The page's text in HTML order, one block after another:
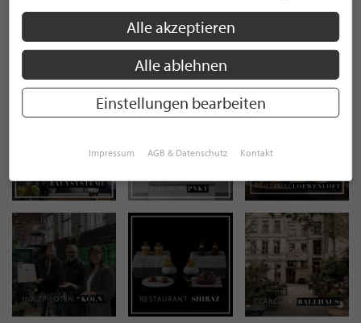
STILPUNKTE AUF
INSTAGRAM
Alle akzeptieren
Alle ablehnen
Einstellungen bearbeiten
Impressum AGB & Datenschutz Kontakt